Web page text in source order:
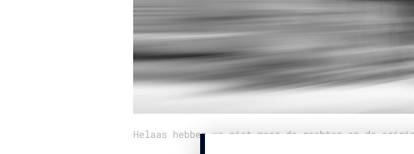
Helaas hebben we niet meer de rechten op de